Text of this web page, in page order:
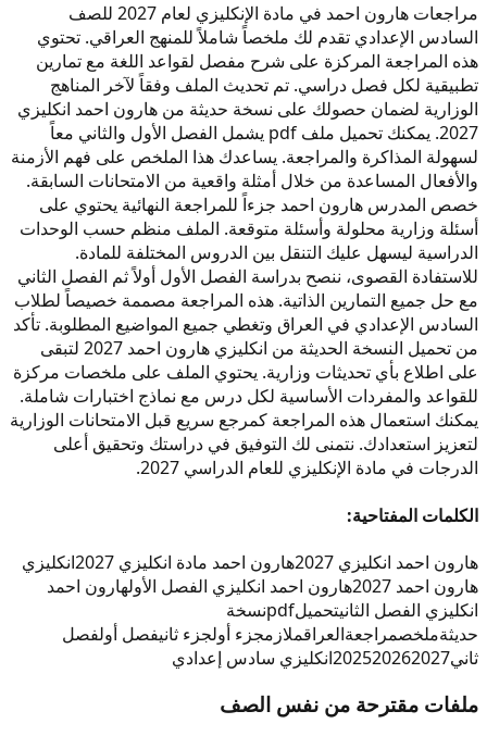
مراجعات هارون احمد في مادة الإنكليزي لعام 2027 للصف
السادس الإعدادي تقدم لك ملخصاً شاملاً للمنهج العراقي. تحتوي
هذه المراجعة المركزة على شرح مفصل لقواعد اللغة مع تمارين
تطبيقية لكل فصل دراسي. تم تحديث الملف وفقاً لآخر المناهج
الوزارية لضمان حصولك على نسخة حديثة من هارون احمد انكليزي
2027. يمكنك تحميل ملف pdf يشمل الفصل الأول والثاني معاً
لسهولة المذاكرة والمراجعة. يساعدك هذا الملخص على فهم الأزمنة
والأفعال المساعدة من خلال أمثلة واقعية من الامتحانات السابقة.
خصص المدرس هارون احمد جزءاً للمراجعة النهائية يحتوي على
أسئلة وزارية محلولة وأسئلة متوقعة. الملف منظم حسب الوحدات
الدراسية ليسهل عليك التنقل بين الدروس المختلفة للمادة.
للاستفادة القصوى، ننصح بدراسة الفصل الأول أولاً ثم الفصل الثاني
مع حل جميع التمارين الذاتية. هذه المراجعة مصممة خصيصاً لطلاب
السادس الإعدادي في العراق وتغطي جميع المواضيع المطلوبة. تأكد
من تحميل النسخة الحديثة من انكليزي هارون احمد 2027 لتبقى
على اطلاع بأي تحديثات وزارية. يحتوي الملف على ملخصات مركزة
للقواعد والمفردات الأساسية لكل درس مع نماذج اختبارات شاملة.
يمكنك استعمال هذه المراجعة كمرجع سريع قبل الامتحانات الوزارية
لتعزيز استعدادك. نتمنى لك التوفيق في دراستك وتحقيق أعلى
الدرجات في مادة الإنكليزي للعام الدراسي 2027.
الكلمات المفتاحية:
هارون احمد انكليزي 2027
هارون احمد مادة انكليزي 2027
انكليزي
هارون احمد 2027
هارون احمد انكليزي الفصل الأولهارون احمد
انكليزي الفصل الثانيتحميلpdfنسخة
حديثةملخصمراجعةالعراقملازمجزء أولجزء ثانيفصل أولفصل
ثاني
202520262027 انكليزي سادس إعدادي
ملفات مقترحة من نفس الصف